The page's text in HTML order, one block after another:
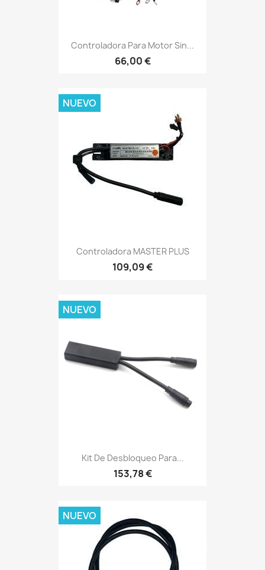
Controladora Para Motor Sin...
66,00 €
Controladora MASTER PLUS
109,09 €
NUEVO
Kit De Desbloqueo Para...
153,78 €
NUEVO
NUEVO